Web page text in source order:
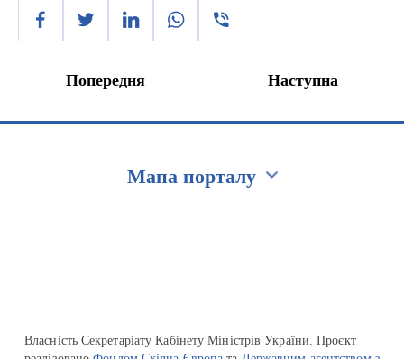
Попередня Наступна
Мапа порталу
Власність Секретаріату Кабінету Міністрів України. Проєкт